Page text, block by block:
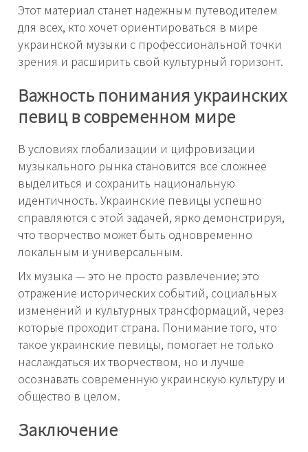
Этот материал станет надежным путеводителем
для всех, кто хочет ориентироваться в мире
украинской музыки с профессиональной точки
зрения и расширить свой культурный горизонт.
Важность понимания украинских
певиц в современном мире
В условиях глобализации и цифровизации
музыкального рынка становится все сложнее
выделиться и сохранить национальную
идентичность. Украинские певицы успешно
справляются с этой задачей, ярко демонстрируя,
что творчество может быть одновременно
локальным и универсальным.
Их музыка — это не просто развлечение; это
отражение исторических событий, социальных
изменений и культурных трансформаций, через
которые проходит страна. Понимание того, что
такое украинские певицы, помогает не только
наслаждаться их творчеством, но и лучше
осознавать современную украинскую культуру и
общество в целом.
Заключение